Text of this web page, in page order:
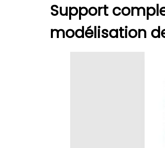
Support
modélisation